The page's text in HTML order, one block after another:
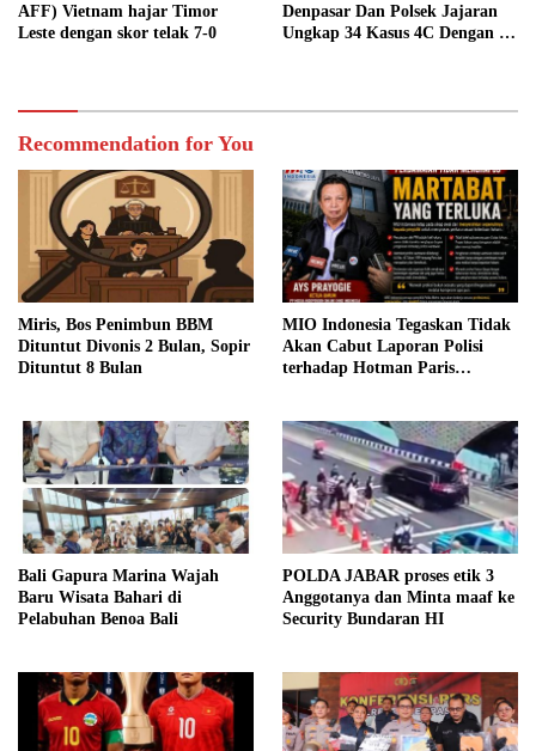
AFF) Vietnam hajar Timor
Leste dengan skor telak 7-0
Denpasar Dan Polsek Jajaran
Ungkap 34 Kasus 4C Dengan 42
Recommendation for You
Miris, Bos Penimbun BBM
Dituntut Divonis 2 Bulan, Sopir
Dituntut 8 Bulan
MIO Indonesia Tegaskan Tidak
Akan Cabut Laporan Polisi
terhadap Hotman Paris
Bali Gapura Marina Wajah
Baru Wisata Bahari di
Pelabuhan Benoa Bali
POLDA JABAR proses etik 3
Anggotanya dan Minta maaf ke
Security Bundaran HI